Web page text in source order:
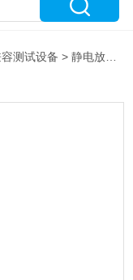
测试设备 >静电放电模拟器